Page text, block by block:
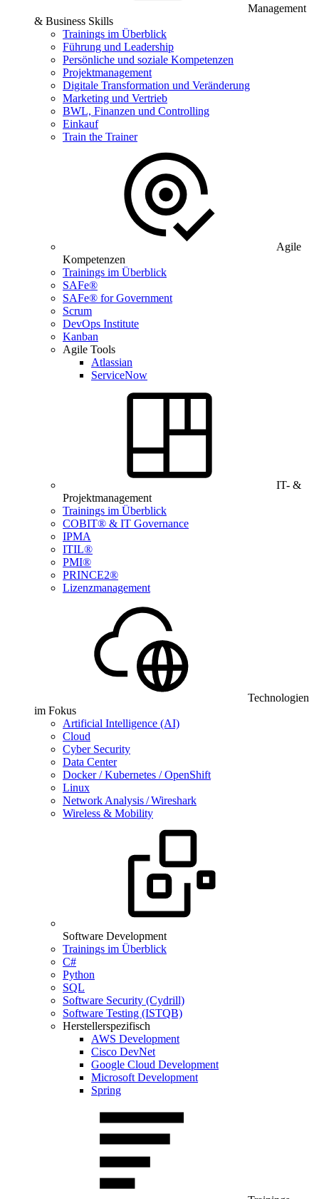
Management
& Business Skills
Trainings im Überblick
Führung und Leadership
Persönliche und soziale Kompetenzen
Projektmanagement
Digitale Transformation und Veränderung
Marketing und Vertrieb
BWL, Finanzen und Controlling
Einkauf
Train the Trainer
Agile
Kompetenzen
Trainings im Überblick
SAFe®
SAFe® for Government
Scrum
DevOps Institute
Kanban
Agile Tools
Atlassian
ServiceNow
IT- &
Projektmanagement
Trainings im Überblick
COBIT® & IT Governance
IPMA
ITIL®
PMI®
PRINCE2®
Lizenzmanagement
Technologien
im Fokus
Artificial Intelligence (AI)
Cloud
Cyber Security
Data Center
Docker / Kubernetes / OpenShift
Linux
Network Analysis / Wireshark
Wireless & Mobility
Software Development
Trainings im Überblick
C#
Python
SQL
Software Security (Cydrill)
Software Testing (ISTQB)
Herstellerspezifisch
AWS Development
Cisco DevNet
Google Cloud Development
Microsoft Development
Spring